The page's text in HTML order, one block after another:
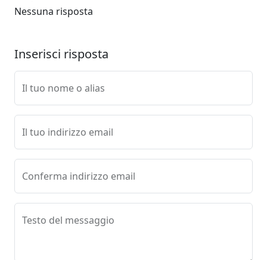
Nessuna risposta
Inserisci risposta
Il tuo nome o alias
Il tuo indirizzo email
Conferma indirizzo email
Testo del messaggio